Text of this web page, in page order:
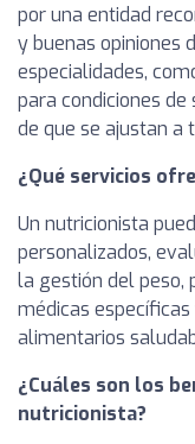
por una entidad
y buenas opiniones
especialidades,
para condiciones
de que se ajustan a
¿Qué servicios
Un nutricionista
personalizados,
la gestión del peso,
médicas
alimentarios
¿Cuáles son los
nutricionista?